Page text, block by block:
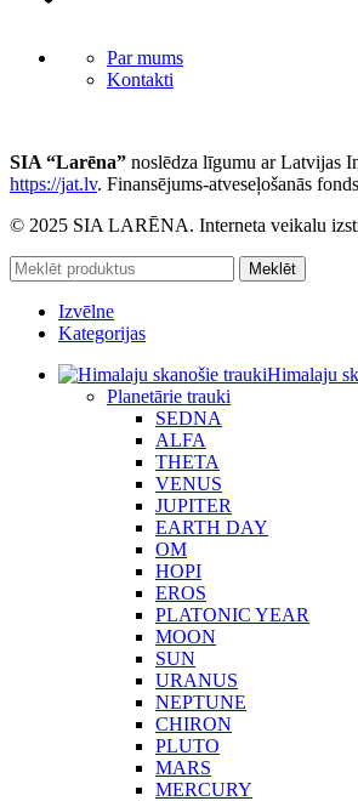
Par mums
Kontakti
SIA “Larēna” noslēdza līgumu ar Latvijas
https://jat.lv. Finansējums-atveseļošanās
© 2025 SIA LARĒNA. Interneta veikalu
Meklēt
Izvēlne
Kategorijas
Himalaju
Planetārie trauki
SEDNA
ALFA
THETA
VENUS
JUPITER
EARTH DAY
OM
HOPI
EROS
PLATONIC YEAR
MOON
SUN
URANUS
NEPTUNE
CHIRON
PLUTO
MARS
MERCURY